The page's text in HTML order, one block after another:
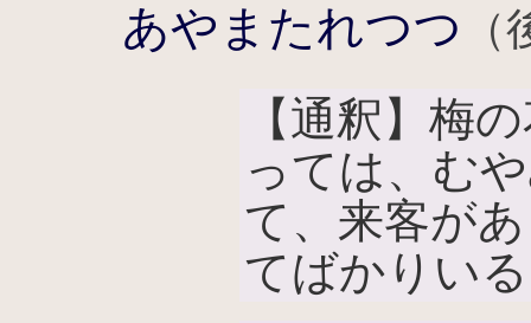
あやまたれつつ
【通釈】梅
っては、む
て、来客が
てばかりい